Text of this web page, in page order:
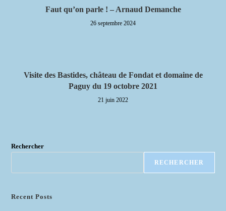
Faut qu’on parle ! – Arnaud Demanche
26 septembre 2024
Visite des Bastides, château de Fondat et domaine de
Paguy du 19 octobre 2021
21 juin 2022
Rechercher
RECHERCHER
Recent Posts